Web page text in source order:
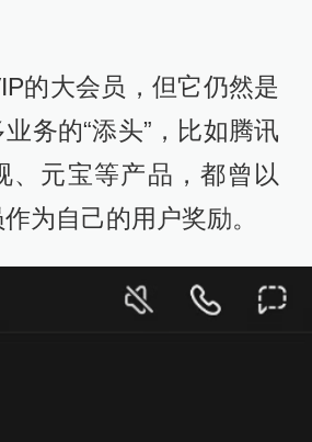
的大会员，但它仍然是
务的“添头”，比如腾讯
、元宝等产品，都曾以
为自己的用户奖励。